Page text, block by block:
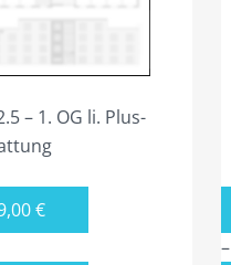
– 1. OG li. Plus-
€
–